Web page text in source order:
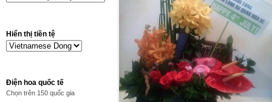
Hiển thị tiền tệ
Điện hoa quốc tế
Chọn trên 150 quốc gia